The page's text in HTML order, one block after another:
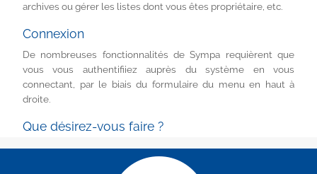
archives ou gérer les listes dont vous êtes propriétaire, etc.
Connexion
De nombreuses fonctionnalités de Sympa requièrent que
vous vous authentifiiez auprès du système en vous
connectant, par le biais du formulaire du menu en haut à
droite.
Que désirez-vous faire ?